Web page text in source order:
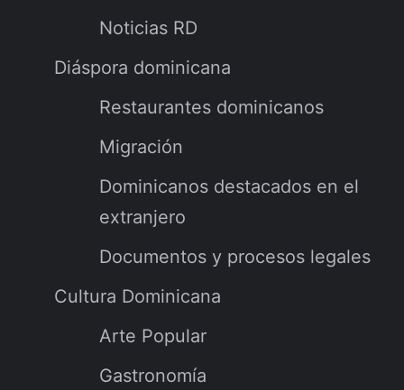
Noticias RD
Diáspora dominicana
Restaurantes dominicanos
Migración
Dominicanos destacados en el
extranjero
Documentos y procesos legales
Cultura Dominicana
Arte Popular
Gastronomía